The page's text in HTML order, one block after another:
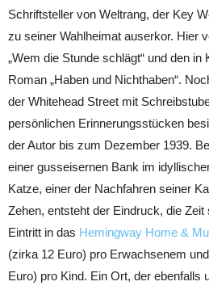
Schriftsteller von Weltrang, der Key
zu seiner Wahlheimat auserkor. Hier
„Wem die Stunde schlägt“ und den in
Roman „Haben und Nichthaben“.
der Whitehead Street mit
persönlichen Erinnerungsstücken
der Autor bis zum Dezember 1939.
einer gusseisernen Bank im
Katze, einer der Nachfahren seiner
Zehen, entsteht der Eindruck, die
Eintritt in das Hemingway Home &
(zirka 12 Euro) pro Erwachsenem
Euro) pro Kind. Ein Ort, der ebenfalls